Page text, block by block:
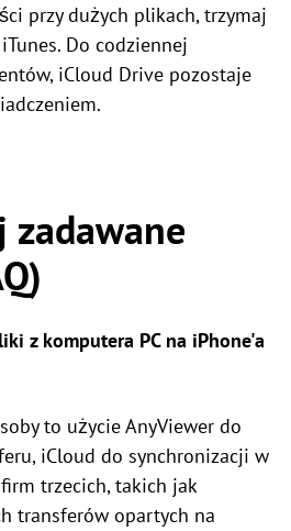
przy dużych plikach, trzymaj
Do codziennej
iCloud Drive pozostaje
zadawane
z komputera PC na iPhone'a
to użycie AnyViewer do
iCloud do synchronizacji w
trzecich, takich jak
transferów opartych na